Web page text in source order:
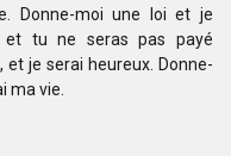
Donne-moi une loi et je
et tu ne seras pas payé
et je serai heureux. Donne-
ma vie.